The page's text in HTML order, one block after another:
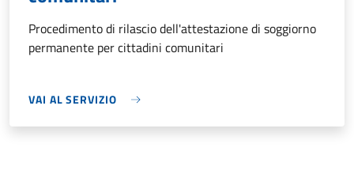
Procedimento di rilascio dell'attestazione di soggiorno
permanente per cittadini comunitari
VAI AL SERVIZIO